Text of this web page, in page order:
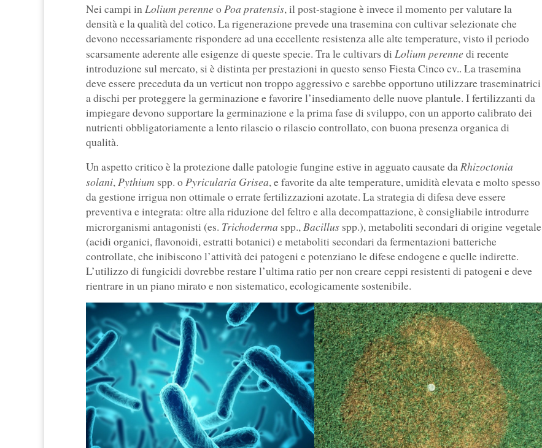
Nei campi inLolium perenne oPoa pratensis, il post-stagione è invece il momento per valutare la
densità e la qualità del cotico. La rigenerazione prevede una trasemina con cultivar selezionate che
devono necessariamente rispondere ad una eccellente resistenza alle alte temperature, visto il periodo
scarsamente aderente alle esigenze di queste specie. Tra le cultivars di Lolium perenne di recente
introduzione sul mercato, si è distinta per prestazioni in questo senso Fiesta Cinco cv.. La trasemina
deve essere preceduta da un verticut non troppo aggressivo e sarebbe opportuno utilizzare traseminatrici
a dischi per proteggere la germinazione e favorire l’insediamento delle nuove plantule. I fertilizzanti da
impiegare devono supportare la germinazione e la prima fase di sviluppo, con un apporto calibrato dei
nutrienti obbligatoriamente a lento rilascio o rilascio controllato, con buona presenza organica di
qualità.
Un aspetto critico è la protezione dalle patologie fungine estive in agguato causate daRhizoctonia
solani,Pythium spp. oPyricularia Grisea, e favorite da alte temperature, umidità elevata e molto spesso
da gestione irrigua non ottimale o errate fertilizzazioni azotate. La strategia di difesa deve essere
preventiva e integrata: oltre alla riduzione del feltro e alla decompattazione, è consigliabile introdurre
microrganismi antagonisti (es. Trichoderma spp.,Bacillus spp.), metaboliti secondari di origine vegetale
(acidi organici, flavonoidi, estratti botanici) e metaboliti secondari da fermentazioni batteriche
controllate, che inibiscono l’attività dei patogeni e potenziano le difese endogene e quelle indirette.
L’utilizzo di fungicidi dovrebbe restare l’ultima ratio per non creare ceppi resistenti di patogeni e deve
rientrare in un piano mirato e non sistematico, ecologicamente sostenibile.